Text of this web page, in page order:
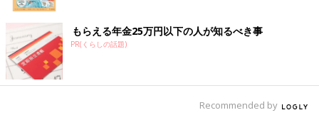
もらえる年金25万円以下の人が知るべき事
PR(くらしの話題)
Recommended by